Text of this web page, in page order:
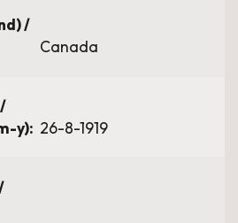
/
Canada
y): 26-8-1919